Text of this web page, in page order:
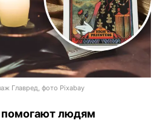
Главред, фото Pixabay
помогают людям